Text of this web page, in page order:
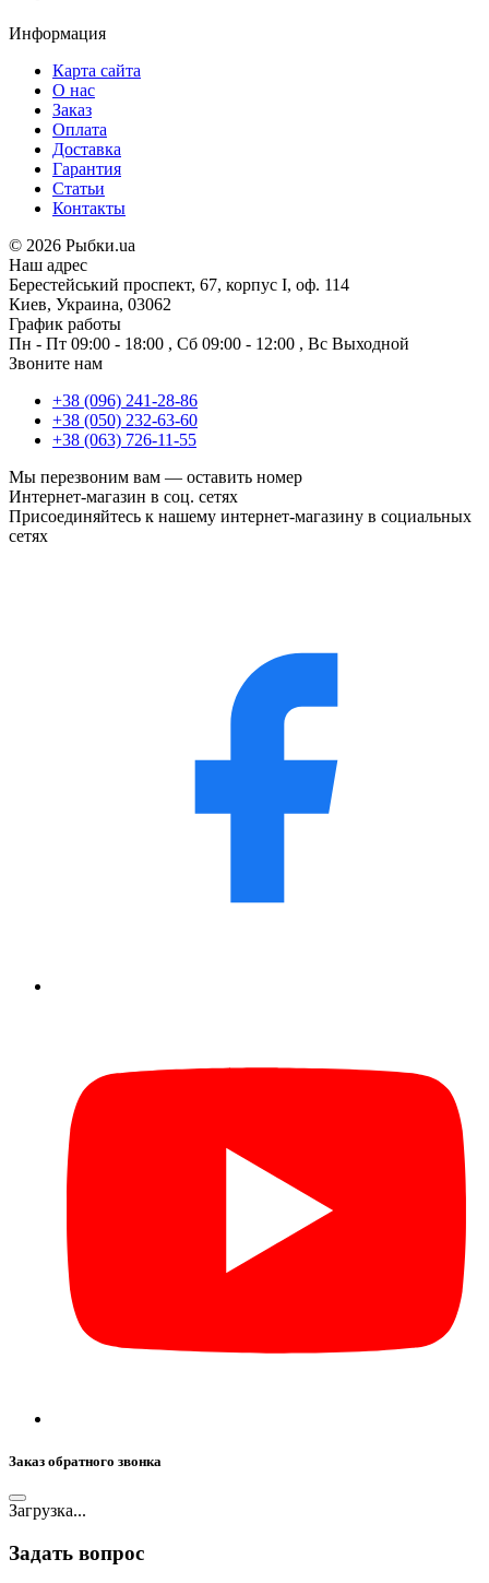
Информация
Карта сайта
О нас
Заказ
Оплата
Доставка
Гарантия
Статьи
Контакты
© 2026 Рыбки.ua
Наш адрес
Берестейський проспект, 67, корпус I, оф. 114
Киев, Украина, 03062
График работы
Пн - Пт 09:00 - 18:00 , Сб 09:00 - 12:00 , Вс Выходной
Звоните нам
+38 (096) 241-28-86
+38 (050) 232-63-60
+38 (063) 726-11-55
Мы перезвоним вам — оставить номер
Интернет-магазин в соц. сетях
Присоединяйтесь к нашему интернет-магазину в социальных
сетях
Заказ обратного звонка
Загрузка...
Задать вопрос